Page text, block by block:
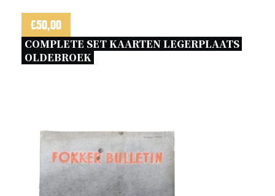
€50,00
COMPLETE SET KAARTEN LEGERPLAATS
OLDEBROEK